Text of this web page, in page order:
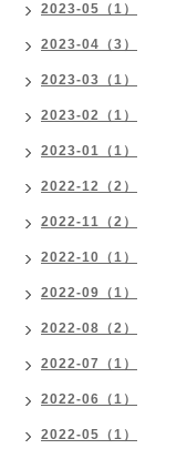
2023-05（1）
2023-04（3）
2023-03（1）
2023-02（1）
2023-01（1）
2022-12（2）
2022-11（2）
2022-10（1）
2022-09（1）
2022-08（2）
2022-07（1）
2022-06（1）
2022-05（1）